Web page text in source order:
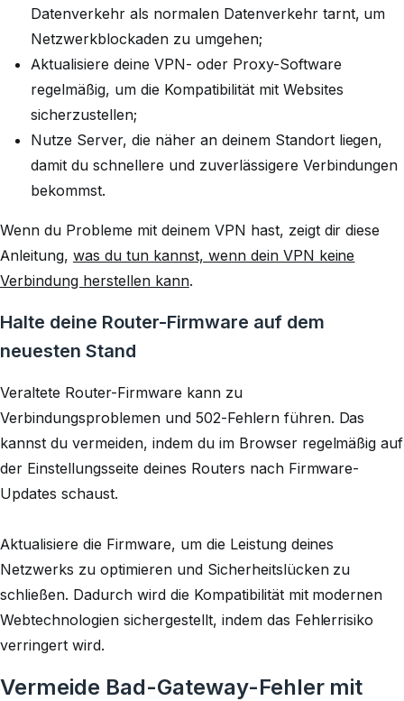
Datenverkehr als normalen Datenverkehr tarnt, um
Netzwerkblockaden zu umgehen;
Aktualisiere deine VPN- oder Proxy-Software
regelmäßig, um die Kompatibilität mit Websites
sicherzustellen;
Nutze Server, die näher an deinem Standort liegen,
damit du schnellere und zuverlässigere Verbindungen
bekommst.
Wenn du Probleme mit deinem VPN hast, zeigt dir diese
Anleitung, was du tun kannst, wenn dein VPN keine
Verbindung herstellen kann.
Halte deine Router-Firmware auf dem
neuesten Stand
Veraltete Router-Firmware kann zu
Verbindungsproblemen und 502-Fehlern führen. Das
kannst du vermeiden, indem du im Browser regelmäßig auf
der Einstellungsseite deines Routers nach Firmware-
Updates schaust.
Aktualisiere die Firmware, um die Leistung deines
Netzwerks zu optimieren und Sicherheitslücken zu
schließen. Dadurch wird die Kompatibilität mit modernen
Webtechnologien sichergestellt, indem das Fehlerrisiko
verringert wird.
Vermeide Bad-Gateway-Fehler mit